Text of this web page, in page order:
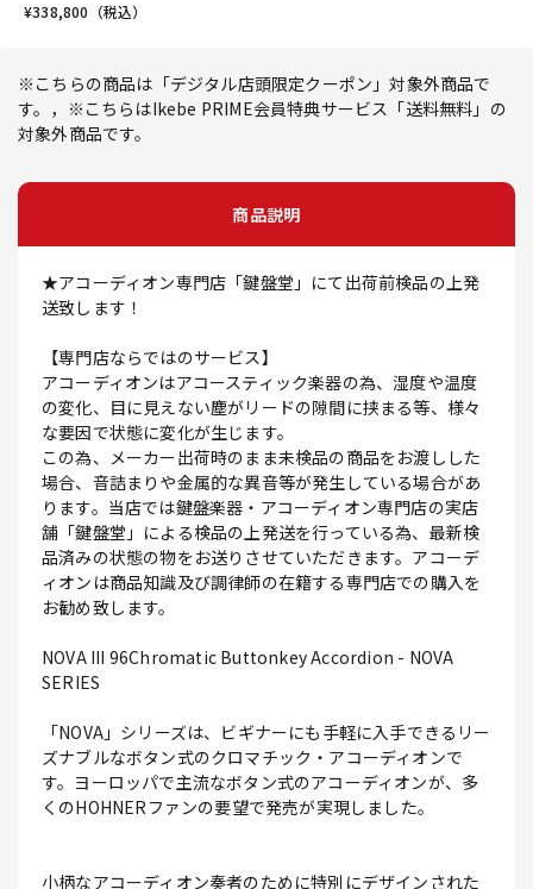
¥338,800 （税込）
※こちらの商品は「デジタル店頭限定クーポン」対象外商品で
す。，※こちらはIkebe PRIME会員特典サービス「送料無料」の
対象外商品です。
商品説明
★アコーディオン専門店「鍵盤堂」にて出荷前検品の上発
送致します！
【専門店ならではのサービス】
アコーディオンはアコースティック楽器の為、湿度や温度
の変化、目に見えない塵がリードの隙間に挟まる等、様々
な要因で状態に変化が生じます。
この為、メーカー出荷時のまま未検品の商品をお渡しした
場合、音詰まりや金属的な異音等が発生している場合があ
ります。当店では鍵盤楽器・アコーディオン専門店の実店
舗「鍵盤堂」による検品の上発送を行っている為、最新検
品済みの状態の物をお送りさせていただきます。アコーデ
ィオンは商品知識及び調律師の在籍する専門店での購入を
お勧め致します。
NOVA III 96Chromatic Buttonkey Accordion - NOVA
SERIES
「NOVA」シリーズは、ビギナーにも手軽に入手できるリー
ズナブルなボタン式のクロマチック・アコーディオンで
す。ヨーロッパで主流なボタン式のアコーディオンが、多
くのHOHNERファンの要望で発売が実現しました。
小柄なアコーディオン奏者のために特別にデザインされた